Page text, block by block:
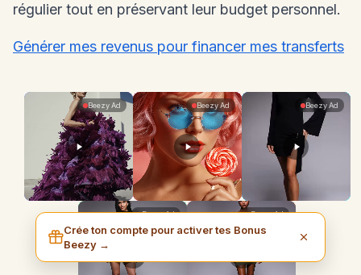
régulier tout en préservant leur budget personnel.
Générer mes revenus pour financer mes transferts
Crée ton compte pour activer tes Bonus
Beezy →